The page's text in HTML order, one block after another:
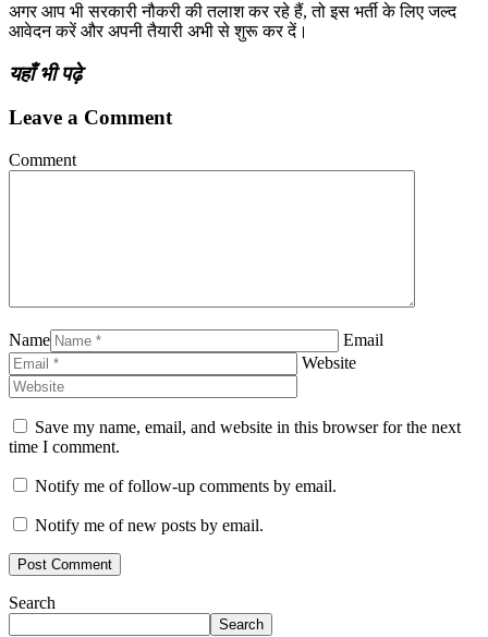
अगर आप भी सरकारी नौकरी की तलाश कर रहे हैं, तो इस भर्ती के लिए जल्द
आवेदन करें और अपनी तैयारी अभी से शुरू कर दें।
यहाँ भी पढ़े
Leave a Comment
Comment
Name
Email
Website
Save my name, email, and website in this browser for the next
time I comment.
Notify me of follow-up comments by email.
Notify me of new posts by email.
Search
Search